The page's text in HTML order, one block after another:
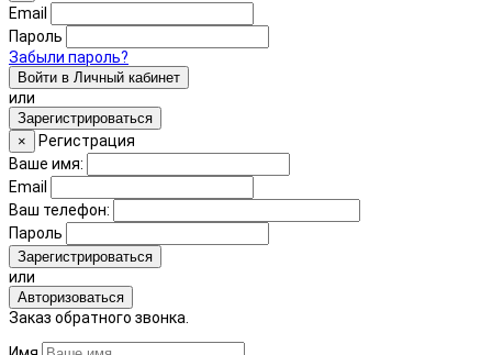
Email
Пароль
Забыли пароль?
Войти в Личный кабинет
или
Зарегистрироваться
×
Регистрация
Ваше имя:
Email
Ваш телефон:
Пароль
Зарегистрироваться
или
Авторизоваться
Заказ обратного звонка.